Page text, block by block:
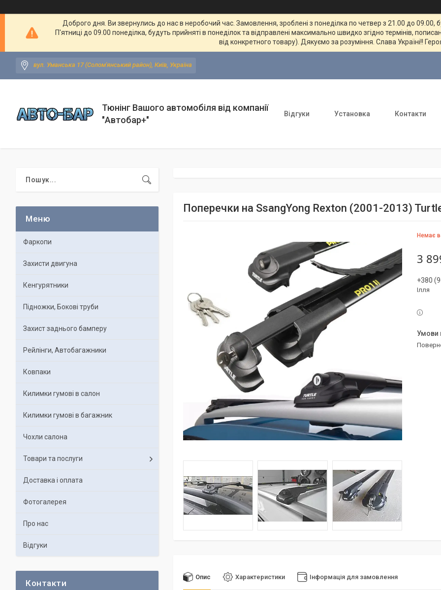
Доброго дня. Ви звернулись до нас в неробочий час. Замовлення, зроблені з понеділка по четвер з 21.00 до 09.00,
П'ятниці до 09.00 понеділка, будуть прийняті в понеділок та відправлені максимально швидко згідно термінів,
від конкретного товару). Дякуємо за розуміння. Слава Україні!!
вул. Уманська 17 (Солом'янський район), Київ, Україна
Тюнінг Вашого автомобіля від компанії
"Автобар+"
Відгуки Установка Контакти
Поперечки на SsangYong Rexton (2001-2013)
Немає в
3
+380
Ілля
Опис Характеристики Інформація для замовлення
Фаркопи
Захисти двигуна
Кенгурятники
Підножки, Бокові труби
Захист заднього бамперу
Рейлінги, Автобагажники
Ковпаки
Килимки гумові в салон
Килимки гумові в багажник
Чохли салона
Товари та послуги
Доставка і оплата
Фотогалерея
Про нас
Відгуки